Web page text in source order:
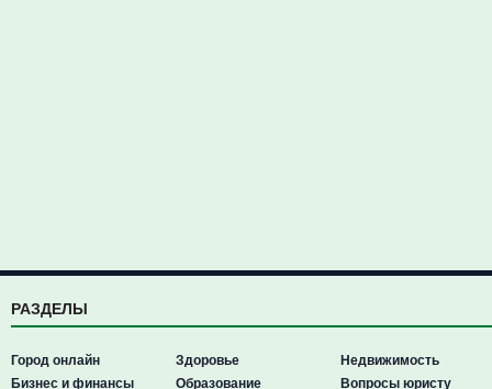
РАЗДЕЛЫ
Город онлайн
Бизнес и финансы
Здоровье
Образование
Недвижимость
Вопросы юристу